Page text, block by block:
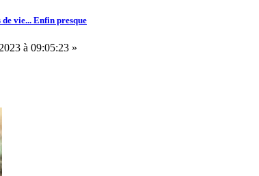
de vie... Enfin presque
à 09:05:23 »